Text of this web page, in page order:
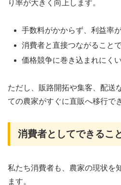
り率が大きく向上します。
手数料がかからず、利益率
消費者と直接つながること
価格競争に巻き込まれにくい
ただし、販路開拓や集客、配送
ての農家がすぐに直販へ移行で
消費者としてできるこ
私たち消費者も、農家の現状を
ます。